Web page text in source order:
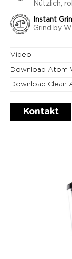
Nützlich,
Instant
Grind by
Video
Download Atom
Download Clean
Kontakt